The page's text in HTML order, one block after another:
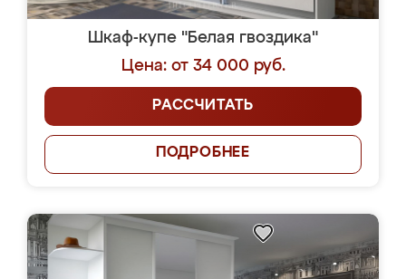
Шкаф-купе "Белая гвоздика"
Цена: от 34 000 руб.
РАССЧИТАТЬ
ПОДРОБНЕЕ